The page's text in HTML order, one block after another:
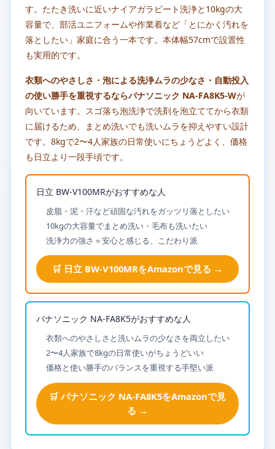
す。たたき洗いに近いナイアガラビート洗浄と10kgの大
容量で、部活ユニフォームや作業着など「とにかく汚れを
落としたい」家庭に合う一本です。本体幅57cmで設置性
も実用的です。
衣類へのやさしさ・泡による洗浄ムラの少なさ・自動投入
の使い勝手を重視するならパナソニック NA-FA8K5-Wが
向いています。スゴ落ち泡洗浄で洗剤を泡立ててから衣類
に届けるため、まとめ洗いでも洗いムラを抑えやすい設計
です。8kgで2〜4人家族の日常使いにちょうどよく、価格
も日立より一段手頃です。
日立 BW-V100MRがおすすめな人
皮脂・泥・汗など頑固な汚れをガッツリ落としたい
10kgの大容量でまとめ洗い・毛布も洗いたい
洗浄力の強さ＝安心と感じる、こだわり派
🛒 日立 BW-V100MRをAmazonで見る →
パナソニック NA-FA8K5がおすすめな人
衣類へのやさしさと洗いムラの少なさを両立したい
2〜4人家族で8kgの日常使いがちょうどいい
価格と使い勝手のバランスを重視する手堅い派
🛒 パナソニック NA-FA8K5をAmazonで見
る →